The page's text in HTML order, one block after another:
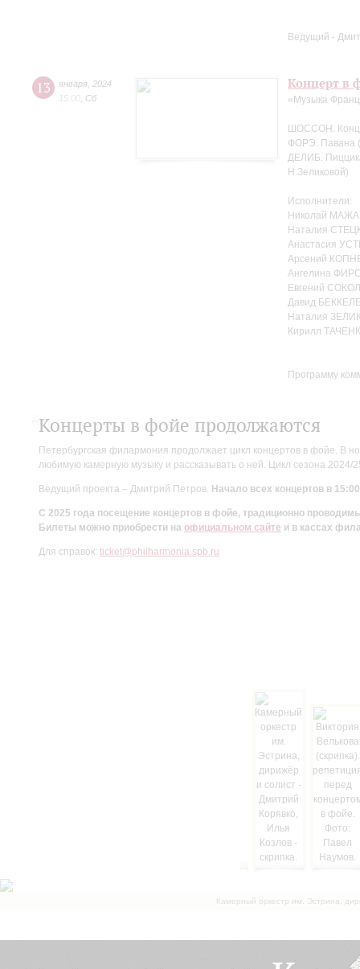
Ведущий -
13 января 2024
15:00 Сб
Концерт в
«Музыка
ШОССОН.
ФОРЭ. Павана
ДЕЛИБ.
Н.Зеликовой)
Исполнители:
Николай
Наталия
Анастасия
Арсений
Ангелина
Евгений
Давид
Наталия
Кирилл
Программу
Концерты в фойе продолжаются
Петербургская филармония продолжает цикл концертов в фойе. В
любимую камерную музыку и рассказывать о ней. Цикл сезона
Ведущий проекта – Дмитрий Петров. Начало всех концертов в
С 2025 года посещение концертов в фойе, традиционно
Билеты можно приобрести на официальном сайте и в кассах
Для справок: ticket@philharmonia.spb.ru
Камерный оркестр им. Эстрина,